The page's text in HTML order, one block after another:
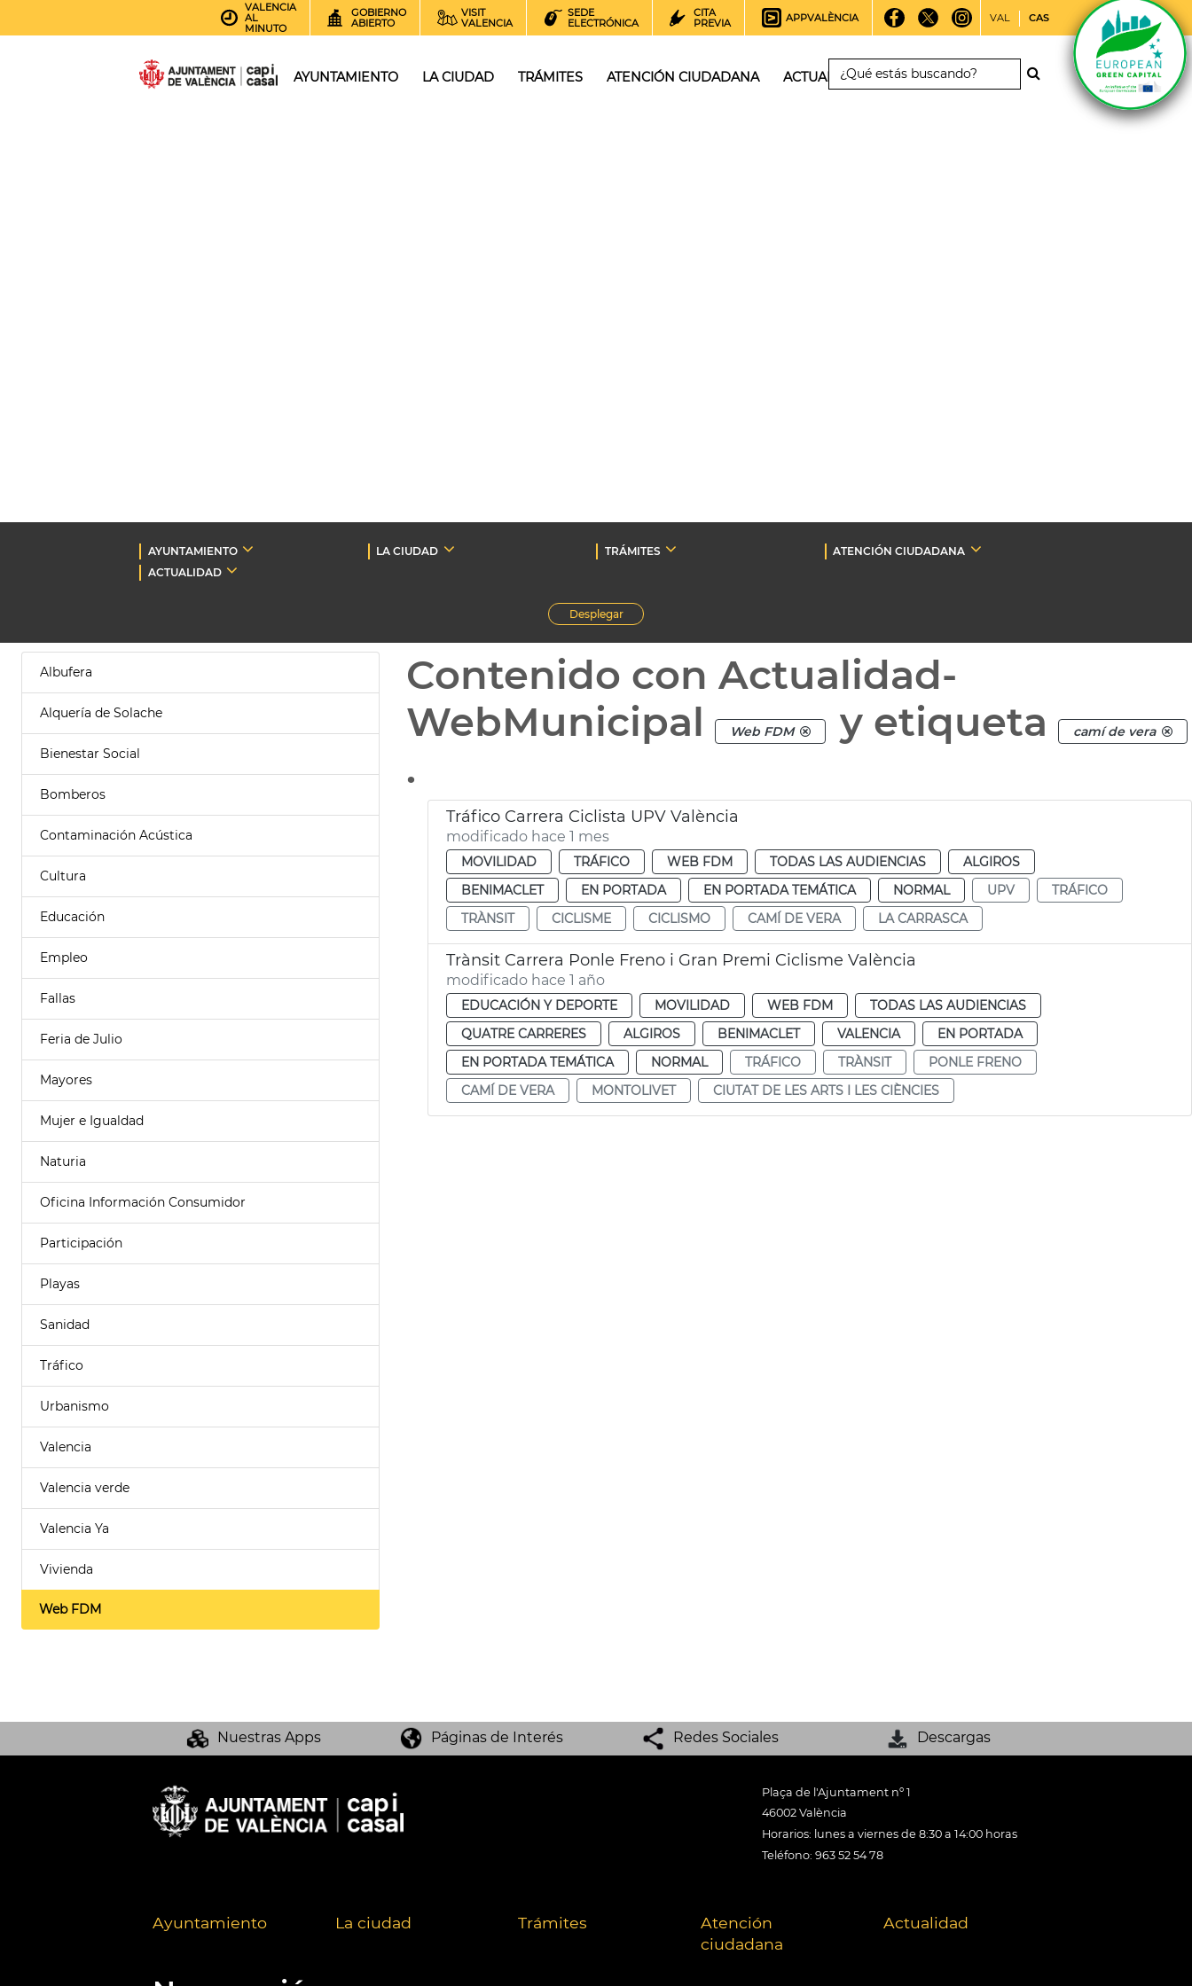
VALENCIA
AL
MINUTO
GOBIERNO
ABIERTO
VISIT
VALENCIA
SEDE
ELECTRÓNICA
CITA
PREVIA
APPVALÈNCIA VAL CAS
AYUNTAMIENTO LA CIUDAD TRÁMITES ATENCIÓN CIUDADANA ACTUALIDAD
AYUNTAMIENTO LA CIUDAD TRÁMITES
ATENCIÓN CIUDADANA
ACTUALIDAD
Desplegar
Albufera
Alquería de Solache
Bienestar Social
Bomberos
Contaminación Acústica
Cultura
Educación
Empleo
Fallas
Feria de Julio
Mayores
Mujer e Igualdad
Naturia
Oficina Información Consumidor
Participación
Playas
Sanidad
Tráfico
Urbanismo
Valencia
Valencia verde
Valencia Ya
Vivienda
Web FDM
Contenido con Actualidad-
WebMunicipal
Web FDM y etiqueta camí de vera
.
Tráfico Carrera Ciclista UPV València
modificado hace 1 mes
MOVILIDAD TRÁFICO WEB FDM TODAS LAS AUDIENCIAS
ALGIROS
BENIMACLET
EN PORTADA EN PORTADA TEMÁTICA NORMAL UPV
TRÁFICO
TRÀNSIT
CICLISME CICLISMO CAMÍ DE VERA LA CARRASCA
Trànsit Carrera Ponle Freno i Gran Premi Ciclisme València
modificado hace 1 año
EDUCACIÓN Y DEPORTE MOVILIDAD WEB FDM
TODAS LAS AUDIENCIAS
QUATRE CARRERES
ALGIROS BENIMACLET VALENCIA
EN PORTADA
EN PORTADA TEMÁTICA
NORMAL TRÁFICO TRÀNSIT
PONLE FRENO
CAMÍ DE VERA
MONTOLIVET CIUTAT DE LES ARTS I LES CIÈNCIES
Nuestras Apps Páginas de Interés Redes Sociales Descargas
Plaça de l'Ajuntament nº 1
46002 València
Horarios: lunes a viernes de 8:30 a 14:00 horas
Teléfono: 963 52 54 78
Ayuntamiento La ciudad Trámites
Atención
ciudadana
Actualidad